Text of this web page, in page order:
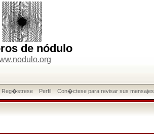
de nódulo
Reg�strese Perfil Con�ctese para revisar sus mensajes